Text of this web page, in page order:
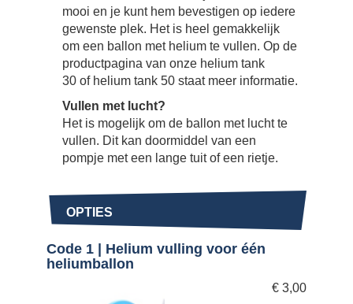
mooi en je kunt hem bevestigen op iedere
gewenste plek. Het is heel gemakkelijk
om een ballon met helium te vullen. Op de
productpagina van onze helium tank
30 of helium tank 50 staat meer informatie.
Vullen met lucht?
Het is mogelijk om de ballon met lucht te
vullen. Dit kan doormiddel van een
pompje met een lange tuit of een rietje.
OPTIES
Code 1 | Helium vulling voor één
heliumballon
€ 3,00